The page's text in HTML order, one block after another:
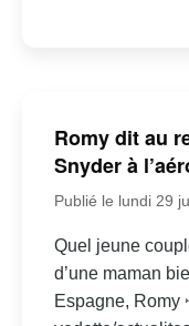
Romy dit au
Snyder à
Publié le lundi 29
Quel jeune
d’une maman
Espagne, Romy